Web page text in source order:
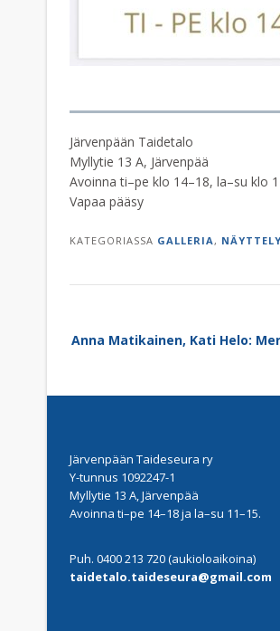
Järvenpään Taidetalo
Myllytie 13 A, Järvenpää
Avoinna ti–pe klo 14–18, la–su klo
Vapaa pääsy
KATEGORIASSA GALLERIA , NÄYTTELY
navigation
Anna Matikainen, Kati Helo:
Järvenpään Taideseura ry
Y-tunnus 1092247-1
Myllytie 13 A, Järvenpää
Avoinna ti–pe 14–18 ja la–su 11–15.
Puh. 0400 213 720 (aukioloaikoina)
taidetalo.taideseura@gmail.com